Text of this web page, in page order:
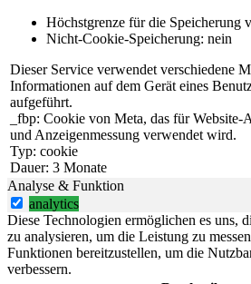
Höchstgrenze für die Speicherung
Nicht-Cookie-Speicherung: nein
Dieser Service verwendet verschiedene
Informationen auf dem Gerät eines
aufgeführt.
_fbp: Cookie von Meta, das für
und Anzeigenmessung verwendet wird.
Typ: cookie
Dauer: 3 Monate
Analyse & Funktion
analytics
Diese Technologien ermöglichen es uns,
zu analysieren, um die Leistung zu
Funktionen bereitzustellen, um die
verbessern.